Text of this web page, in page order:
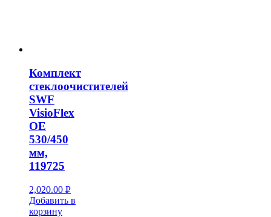
Комплект
стеклоочистителей
SWF
VisioFlex
OE
530/450
мм,
119725
2,020.00 Р
УБ.
Добавить в
корзину